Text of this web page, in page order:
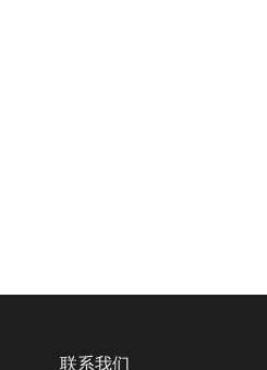
联系我们